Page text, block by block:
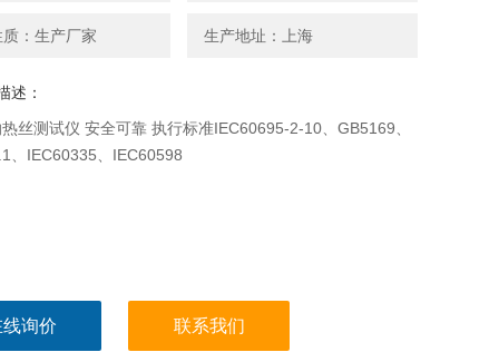
质：生产厂家 生产地址：上海
述：
丝测试仪 安全可靠 执行标准IEC60695-2-10、GB5169、
、IEC60335、IEC60598
询价 联系我们